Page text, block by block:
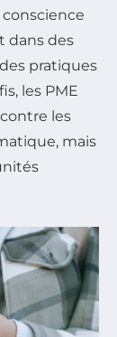
dans des
pratiques
les PME
les
mais